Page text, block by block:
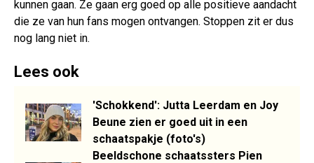
kunnen gaan. Ze gaan erg goed op alle positieve aandacht
die ze van hun fans mogen ontvangen. Stoppen zit er dus
nog lang niet in.
Lees ook
'Schokkend': Jutta Leerdam en Joy
Beune zien er goed uit in een
schaatspakje (foto's)
Beeldschone schaatssters Pien